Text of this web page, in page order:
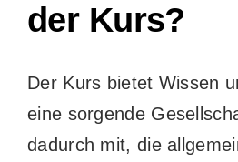
der Kurs?
Der Kurs bietet Wissen
eine sorgende
dadurch mit, die